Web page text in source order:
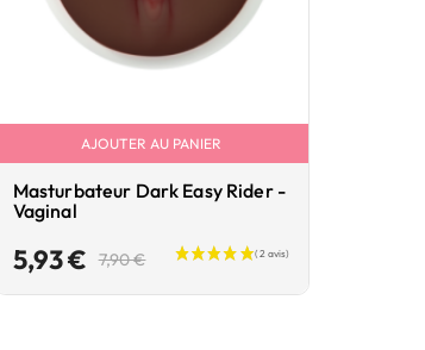
AJOUTER AU PANIER
Masturbateur Dark Easy Rider -
Vaginal
5,93 € 7,90 €
Prix
base
Prix